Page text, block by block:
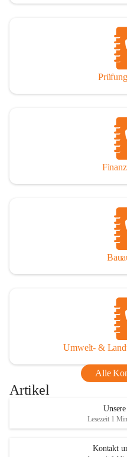
Umwelt- &
Alle
Artikel
Lesezeit 1
Kontakt